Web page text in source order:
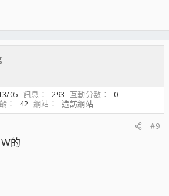
05 訊息 293 互動分數
0
42 網站
造訪網站
#9
的